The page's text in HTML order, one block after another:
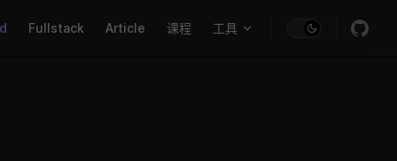
Fullstack Article 课程 工具